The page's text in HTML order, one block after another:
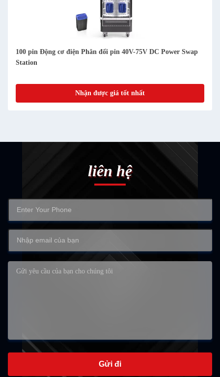
100 pin Động cơ điện Phân đổi pin 40V-75V DC Power Swap
Station
Nhận được giá tốt nhất
liên hệ
Gửi đi